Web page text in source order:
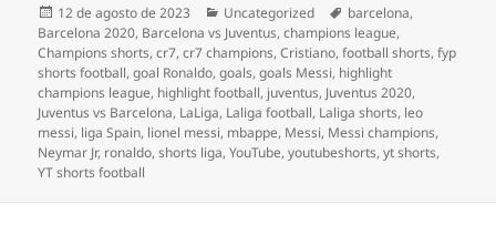
Publicado
el
12 de agosto de 2023 Categorías
Uncategorized Etiquetas
barcelona,
Barcelona 2020, Barcelona vs Juventus,champions league,
Champions shorts,cr7,cr7 champions,Cristiano,football shorts,fyp
shorts football,goal Ronaldo,goals,goals Messi, highlight
champions league, highlight football, juventus, Juventus 2020,
Juventus vs Barcelona, LaLiga, Laliga football, Laliga shorts, leo
messi, liga Spain, lionel messi, mbappe, Messi, Messi champions,
Neymar Jr, ronaldo,shorts liga,YouTube,youtubeshorts,yt shorts,
YT shorts football